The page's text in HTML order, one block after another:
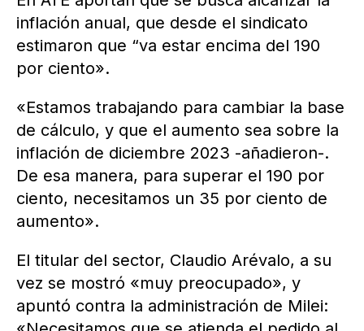
inflación anual, que desde el sindicato
estimaron que “va estar encima del 190
por ciento».
«Estamos trabajando para cambiar la base
de cálculo, y que el aumento sea sobre la
inflación de diciembre 2023 -añadieron-.
De esa manera, para superar el 190 por
ciento, necesitamos un 35 por ciento de
aumento».
El titular del sector, Claudio Arévalo, a su
vez se mostró «muy preocupado», y
apuntó contra la administración de Milei: